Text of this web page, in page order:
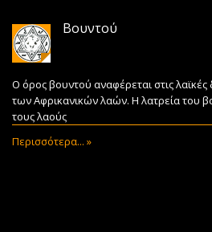
Βουντού
Ο όρος βουντού αναφέρεται στις λαϊκές
των Αφρικανικών λαών. Η λατρεία του
τους λαούς
Περισσότερα... »